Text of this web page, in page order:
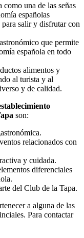
una de las señas
españolas
salir y disfrutar con
que permite
española en todo
alimentos y
al turista y al
y de calidad.
son:
relacionados con
y cuidada.
diferenciales
del Club de la Tapa.
a alguna de las
Para contactar